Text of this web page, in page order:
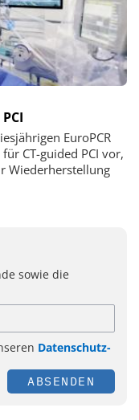
EuroPCR
CT-guided PCI vor,
Wiederherstellung
sowie die
Datenschutz-
ABSENDEN